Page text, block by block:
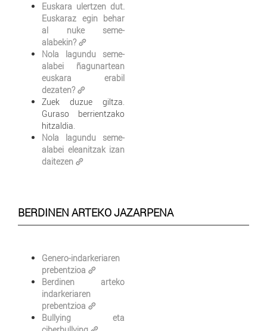
Euskara ulertzen dut.
Euskaraz egin behar
al nuke seme-
alabekin?
Nola lagundu seme-
alabei ñagunartean
euskara erabil
dezaten?
Zuek duzue giltza.
Guraso berrientzako
hitzaldia.
Nola lagundu seme-
alabei eleanitzak izan
daitezen
BERDINEN ARTEKO JAZARPENA
Genero-indarkeriaren
prebentzioa
Berdinen arteko
indarkeriaren
prebentzioa
Bullying eta